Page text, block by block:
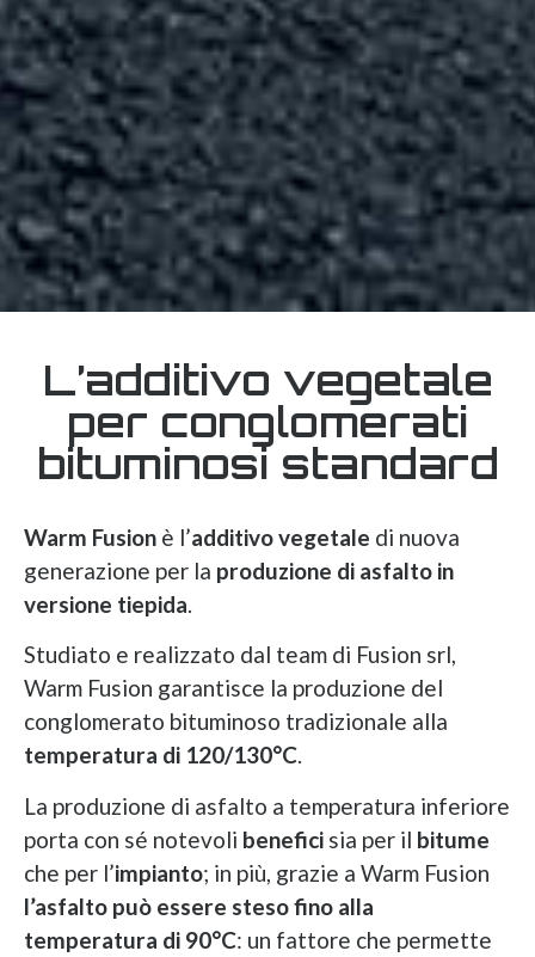
L’additivo vegetale
per conglomerati
bituminosi standard
Warm Fusion è l’additivo vegetale di nuova
generazione per la produzione di asfalto in
versione tiepida.
Studiato e realizzato dal team di Fusion srl,
Warm Fusion garantisce la produzione del
conglomerato bituminoso tradizionale alla
temperatura di 120/130°C.
La produzione di asfalto a temperatura inferiore
porta con sé notevoli benefici sia per il bitume
che per l’impianto; in più, grazie a Warm Fusion
l’asfalto può essere steso fino alla
temperatura di 90°C: un fattore che permette